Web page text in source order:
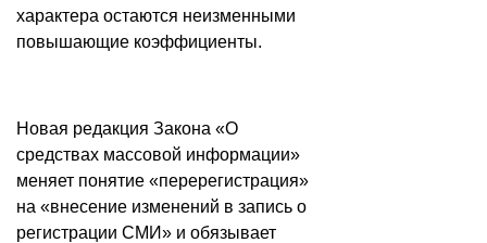
характера остаются неизменными
повышающие коэффициенты.
Новая редакция Закона «О
средствах массовой информации»
меняет понятие «перерегистрация»
на «внесение изменений в запись о
регистрации СМИ» и обязывает